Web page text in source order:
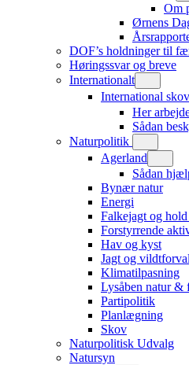
Om
Ørnens
DOF’s holdninger til
Høringssvar og breve
Internationalt
International
Her
Sådan
Naturpolitik
Agerland
Sådan
Bynær natur
Energi
Falkejagt og
Forstyrrende
Hav og kyst
Jagt og
Klimatilpasning
Lysåben natur &
Partipolitik
Planlægning
Skov
Naturpolitisk Udvalg
Natursyn